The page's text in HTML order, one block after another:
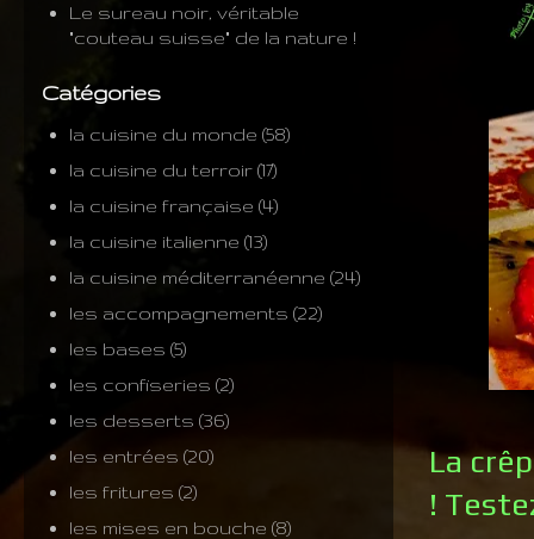
La
!
Le sureau noir, véritable
"couteau suisse" de la nature !
Catégories
la cuisine du monde (58)
la cuisine du terroir (17)
la cuisine française (4)
la cuisine italienne (13)
la cuisine méditerranéenne (24)
les accompagnements (22)
les bases (5)
les confiseries (2)
les desserts (36)
les entrées (20)
les fritures (2)
les mises en bouche (8)